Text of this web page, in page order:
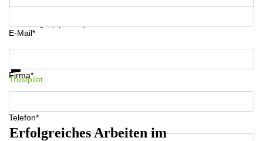
E-Mail*
Firma*
Telefon*
Informationen und Preise erhalten
Trustpilot
Erfolgreiches Arbeiten im